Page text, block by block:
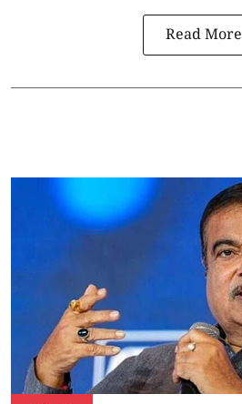
Read More